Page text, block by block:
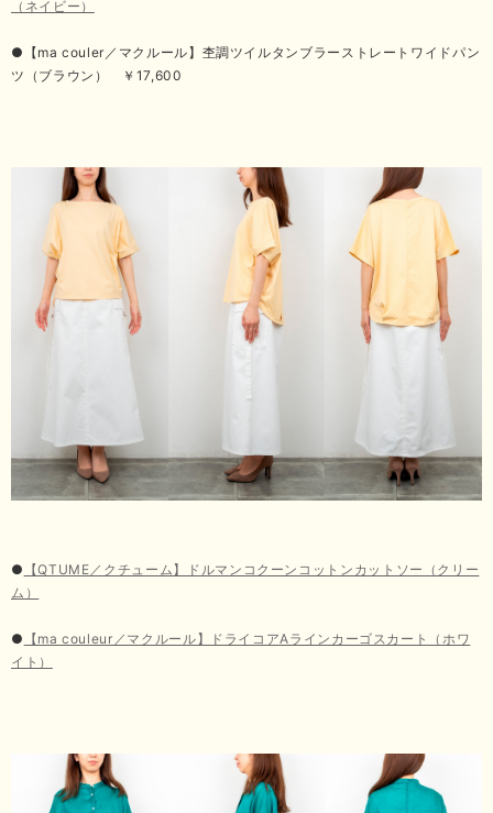
（ネイビー）
●【ma couler／マクルール】杢調ツイルタンブラーストレートワイドパン
ツ（ブラウン） ￥17,600
● 【QTUME／クチューム】ドルマンコクーンコットンカットソー（クリー
ム）
● 【ma couleur／マクルール】ドライコアAラインカーゴスカート（ホワ
イト）